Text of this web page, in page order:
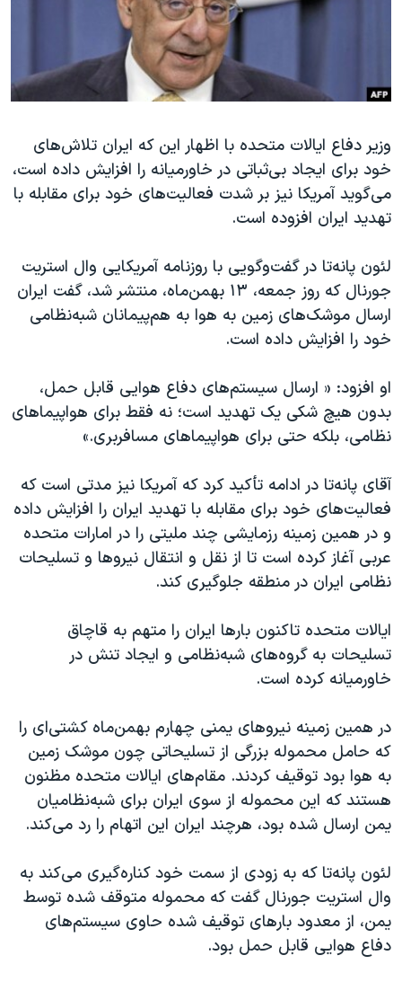
فرهنگ و زندگی
اسرائیل در جنگ
گالری عکس
آرشیو پخش زنده
انتخابات ریاست جمهوری آمریکا ۲۰۲۴
حمله جمهوری اسلامی به اسرائیل
ورزش زنان در ایران
اعتراضات زن، زندگی، آزادی
مجموعه مستندهای دادخواهی
دادگاه حمید نوری
چهل سال گروگان‌گیری
قانون شفافیت دارائی کادر رهبری ایران
اسرائیل در جنگ
نرگس محمدی برنده جایزه نوبل صلح
صفحه‌های ویژه
سفر پرزیدنت ترامپ به چین
زبانهای مختلف
وزیر دفاع ایالات متحده با اظهار این‌ که ایران تلاش‌های
خود برای ایجاد بی‌ثباتی در خاورمیانه را افزایش داده است،
می‌گوید آمریکا نیز بر شدت فعالیت‌های خود برای مقابله با
تهدید ایران افزوده است.
لئون پانه‌تا در گفت‌و‌گویی با روزنامه آمریکایی وال استریت
جورنال که روز جمعه، ۱۳ بهمن‌ماه، منتشر شد، گفت ایران
ارسال موشک‌های زمین به هوا به هم‌پیمانان شبه‌نظامی
خود را افزایش داده است.
او افزود: « ارسال سیستم‌های دفاع هوایی قابل حمل،
بدون هیچ شکی یک تهدید است؛ نه فقط برای هواپیماهای
نظامی، بلکه حتی برای هواپیماهای مسافربری.»
آقای پانه‌تا در ادامه تأکید کرد که آمریکا نیز مدتی است که
فعالیت‌های خود برای مقابله با تهدید ایران را افزایش داده
و در همین زمینه رزمایشی چند ملیتی را در امارات متحده
عربی آغاز کرده است تا از نقل و انتقال نیروها و تسلیحات
نظامی ایران در منطقه جلوگیری کند.
ایالات متحده تاکنون بارها ایران را متهم به قاچاق
تسلیحات به گروه‌های شبه‌نظامی و ایجاد تنش در
خاورمیانه کرده است.
در همین زمینه نیروهای یمنی چهارم بهمن‌ماه کشتی‌ای را
که حامل محموله بزرگی از تسلیحاتی چون موشک زمین
به هوا بود توقیف کردند. مقام‌های ایالات متحده مظنون
هستند که این محموله از سوی ایران برای شبه‌نظامیان
یمن ارسال شده بود، هرچند ایران این اتهام را رد می‌کند.
لئون پانه‌تا که به زودی از سمت خود کناره‌گیری می‌کند به
وال استریت جورنال گفت که محموله متوقف شده توسط
یمن، از معدود بارهای توقیف شده حاوی سیستم‌های
دفاع هوایی قابل حمل بود.